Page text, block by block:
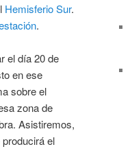
Hemisferio Sur.
.
el día 20 de
en ese
sobre el
zona de
Asistiremos,
el